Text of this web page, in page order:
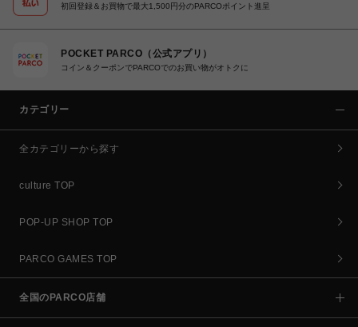
初回登録＆お買物で最大1,500円分のPARCOポイント進呈
POCKET PARCO（公式アプリ）
コイン＆クーポンでPARCOでのお買い物がオトクに
カテゴリー
全カテゴリーから探す
culture TOP
POP-UP SHOP TOP
PARCO GAMES TOP
全国のPARCO店舗